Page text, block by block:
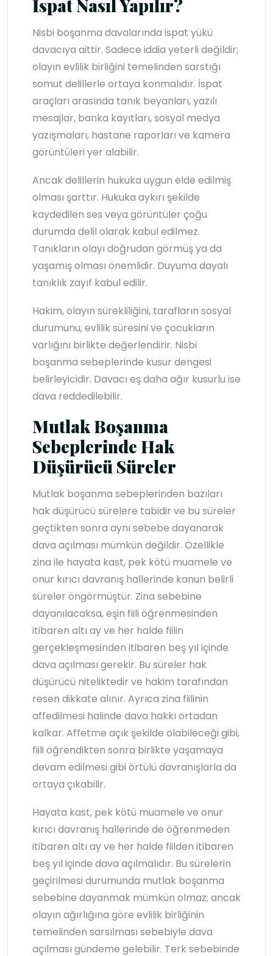
İspat Nasıl Yapılır?
Nisbi boşanma davalarında ispat yükü
davacıya aittir. Sadece iddia yeterli değildir;
olayın evlilik birliğini temelinden sarstığı
somut delillerle ortaya konmalıdır. İspat
araçları arasında tanık beyanları, yazılı
mesajlar, banka kayıtları, sosyal medya
yazışmaları, hastane raporları ve kamera
görüntüleri yer alabilir.
Ancak delillerin hukuka uygun elde edilmiş
olması şarttır. Hukuka aykırı şekilde
kaydedilen ses veya görüntüler çoğu
durumda delil olarak kabul edilmez.
Tanıkların olayı doğrudan görmüş ya da
yaşamış olması önemlidir. Duyuma dayalı
tanıklık zayıf kabul edilir.
Hakim, olayın sürekliliğini, tarafların sosyal
durumunu, evlilik süresini ve çocukların
varlığını birlikte değerlendirir. Nisbi
boşanma sebeplerinde kusur dengesi
belirleyicidir. Davacı eş daha ağır kusurlu ise
dava reddedilebilir.
Mutlak Boşanma
Sebeplerinde Hak
Düşürücü Süreler
Mutlak boşanma sebeplerinden bazıları
hak düşürücü sürelere tabidir ve bu süreler
geçtikten sonra aynı sebebe dayanarak
dava açılması mümkün değildir. Özellikle
zina ile hayata kast, pek kötü muamele ve
onur kırıcı davranış hallerinde kanun belirli
süreler öngörmüştür. Zina sebebine
dayanılacaksa, eşin fiili öğrenmesinden
itibaren altı ay ve her halde fiilin
gerçekleşmesinden itibaren beş yıl içinde
dava açılması gerekir. Bu süreler hak
düşürücü niteliktedir ve hakim tarafından
resen dikkate alınır. Ayrıca zina fiilinin
affedilmesi halinde dava hakkı ortadan
kalkar. Affetme açık şekilde olabileceği gibi,
fiili öğrendikten sonra birlikte yaşamaya
devam edilmesi gibi örtülü davranışlarla da
ortaya çıkabilir.
Hayata kast, pek kötü muamele ve onur
kırıcı davranış hallerinde de öğrenmeden
itibaren altı ay ve her halde fiilden itibaren
beş yıl içinde dava açılmalıdır. Bu sürelerin
geçirilmesi durumunda mutlak boşanma
sebebine dayanmak mümkün olmaz; ancak
olayın ağırlığına göre evlilik birliğinin
temelinden sarsılması sebebiyle dava
açılması gündeme gelebilir. Terk sebebinde